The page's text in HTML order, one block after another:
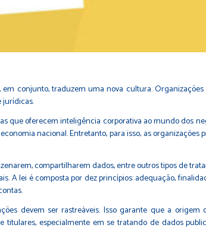
conjunto, traduzem uma nova cultura.
jurídicas.
que oferecem inteligência corporativa ao mundo dos
nacional. Entretanto, para isso, as organizações
compartilharem dados, entre outros tipos de
A lei é composta por dez princípios: adequação,
devem ser rastreáveis. Isso garante que a origem
especialmente em se tratando de dados